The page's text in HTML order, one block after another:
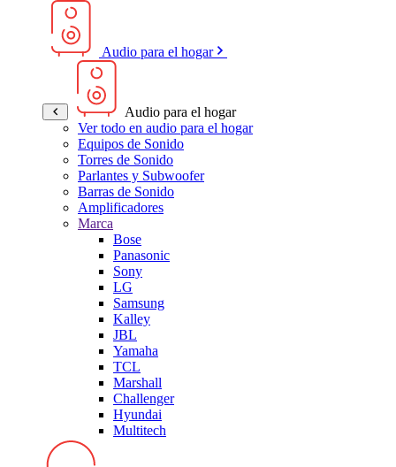
Audio para el hogar
Audio para el hogar
Ver todo en audio para el hogar
Equipos de Sonido
Torres de Sonido
Parlantes y Subwoofer
Barras de Sonido
Amplificadores
Marca
Bose
Panasonic
Sony
LG
Samsung
Kalley
JBL
Yamaha
TCL
Marshall
Challenger
Hyundai
Multitech